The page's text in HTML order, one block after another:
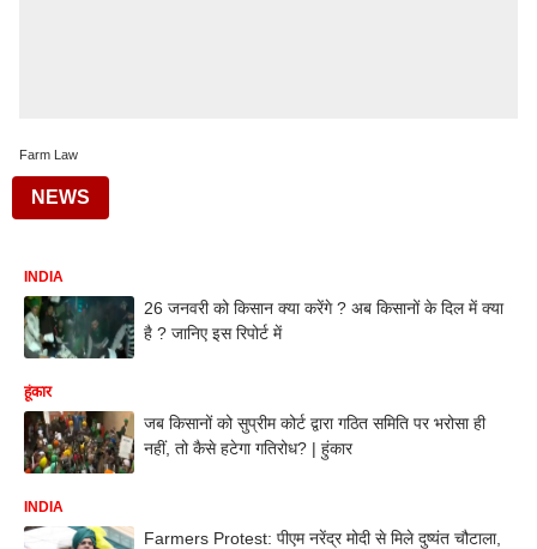
Farm Law
NEWS
INDIA
26 जनवरी को किसान क्या करेंगे ? अब किसानों के दिल में क्या
है ? जानिए इस रिपोर्ट में
हूंकार
जब किसानों को सुप्रीम कोर्ट द्वारा गठित समिति पर भरोसा ही
नहीं, तो कैसे हटेगा गतिरोध? | हुंकार
INDIA
Farmers Protest: पीएम नरेंद्र मोदी से मिले दुष्यंत चौटाला,